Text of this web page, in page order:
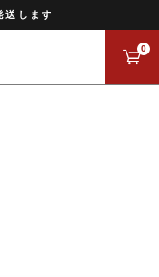
送します
0